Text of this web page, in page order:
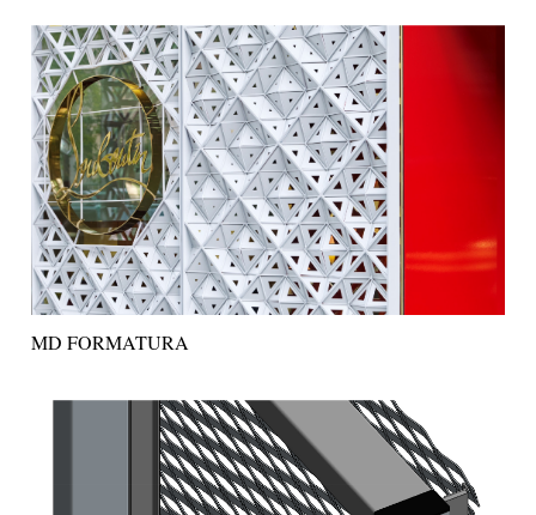
MD FORMATURA